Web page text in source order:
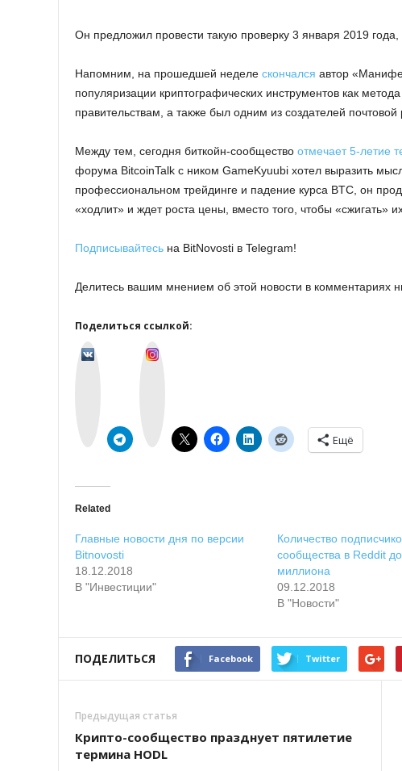
Он предложил провести такую проверку 3 января 2019 года,
Напомним, на прошедшей неделе скончался автор
популяризации криптографических инструментов как
правительствам, а также был одним из создателей
Между тем, сегодня биткойн-сообщество отмечает 5-летие
форума BitcoinTalk с ником GameKyuubi хотел выразить
профессиональном трейдинге и падение курса BTC, он
«ходлит» и ждет роста цены, вместо того, чтобы «сжигать»
Подписывайтесь на BitNovosti в Telegram!
Делитесь вашим мнением об этой новости в комментариях
Поделиться ссылкой:
Ещё
Related
Главные новости дня по версии
Bitnovosti
18.12.2018
В "Инвестиции"
Количество
сообщества в Reddit
миллиона
09.12.2018
В "Новости"
ПОДЕЛИТЬСЯ Facebook Twitter
Предыдущая статья
Крипто-сообщество празднует пятилетие
термина HODL